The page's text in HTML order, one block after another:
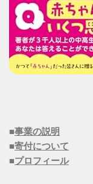
■事業の説明
■寄付について
■プロフィール